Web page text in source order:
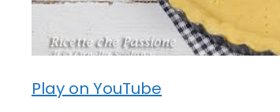
Play on YouTube